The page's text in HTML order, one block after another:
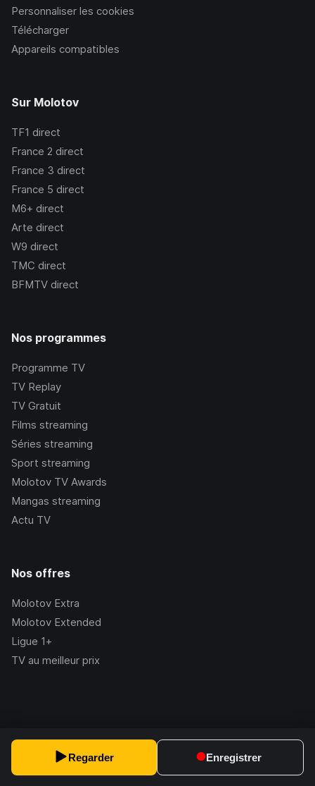
Regarder Enregistrer
Personnaliser les cookies
Télécharger
Appareils compatibles
Sur Molotov
TF1 direct
France 2 direct
France 3 direct
France 5 direct
M6+ direct
Arte direct
W9 direct
TMC direct
BFMTV direct
Nos programmes
Programme TV
TV Replay
TV Gratuit
Films streaming
Séries streaming
Sport streaming
Molotov TV Awards
Mangas streaming
Actu TV
Nos offres
Molotov Extra
Molotov Extended
Ligue 1+
TV au meilleur prix
2.228.1